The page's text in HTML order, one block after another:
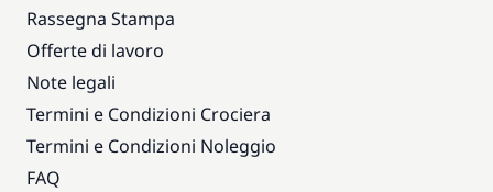
Rassegna Stampa
Offerte di lavoro
Note legali
Termini e Condizioni Crociera
Termini e Condizioni Noleggio
FAQ